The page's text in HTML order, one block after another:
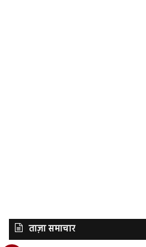
ताज़ा समाचार